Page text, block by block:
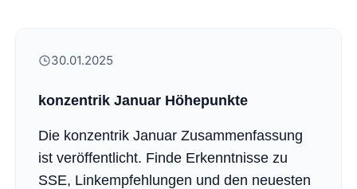
30.01.2025
konzentrik Januar Höhepunkte
Die konzentrik Januar Zusammenfassung
ist veröffentlicht. Finde Erkenntnisse zu
SSE, Linkempfehlungen und den neuesten